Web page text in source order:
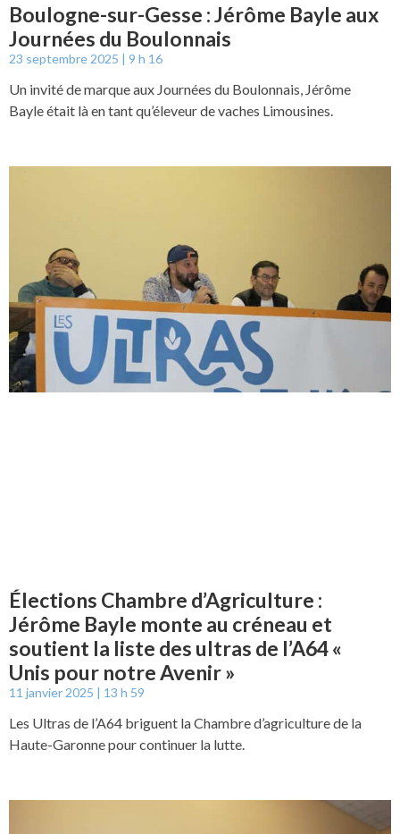
Boulogne-sur-Gesse : Jérôme Bayle aux
Journées du Boulonnais
23 septembre 2025 9 h 16
Un invité de marque aux Journées du Boulonnais, Jérôme
Bayle était là en tant qu’éleveur de vaches Limousines.
Élections Chambre d’Agriculture :
Jérôme Bayle monte au créneau et
soutient la liste des ultras de l’A64 «
Unis pour notre Avenir »
11 janvier 2025 13 h 59
Les Ultras de l’A64 briguent la Chambre d’agriculture de la
Haute-Garonne pour continuer la lutte.